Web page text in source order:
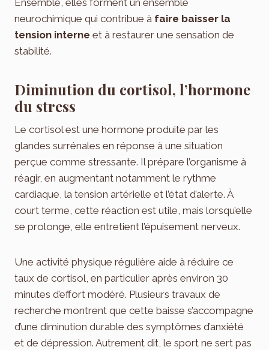
neurochimique qui contribue à faire baisser la
tension interne et à restaurer une sensation de
stabilité.
Diminution du cortisol, l’hormone
du stress
Le cortisol est une hormone produite par les
glandes surrénales en réponse à une situation
perçue comme stressante. Il prépare l’organisme à
réagir, en augmentant notamment le rythme
cardiaque, la tension artérielle et l’état d’alerte. À
court terme, cette réaction est utile, mais lorsqu’elle
se prolonge, elle entretient l’épuisement nerveux.
Une activité physique régulière aide à réduire ce
taux de cortisol, en particulier après environ 30
minutes d’effort modéré. Plusieurs travaux de
recherche montrent que cette baisse s’accompagne
d’une diminution durable des symptômes d’anxiété
et de dépression. Autrement dit, le sport ne sert pas